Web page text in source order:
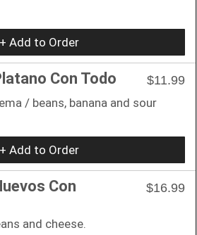
+ Add to Order
Con Todo
$11.99
/ beans, banana and sour
+ Add to Order
Con
$16.99
and cheese.